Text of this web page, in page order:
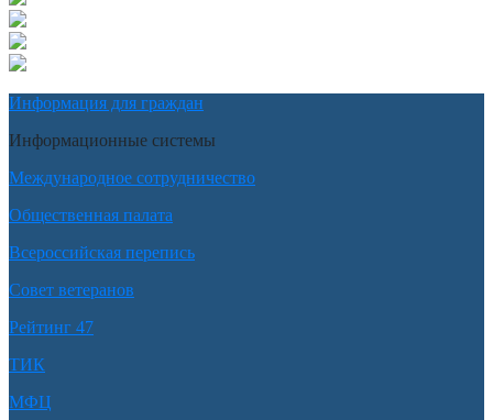
Информация для граждан
Информационные системы
Международное сотрудничество
Общественная палата
Всероссийская перепись
Совет ветеранов
Рейтинг 47
ТИК
МФЦ